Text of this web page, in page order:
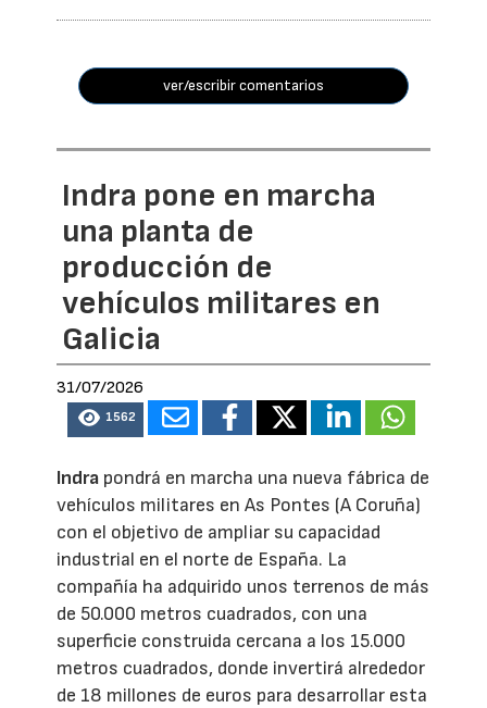
ver/escribir comentarios
Indra pone en marcha
una planta de
producción de
vehículos militares en
Galicia
31/07/2026
1562
Indra pondrá en marcha una nueva fábrica de
vehículos militares en As Pontes (A Coruña)
con el objetivo de ampliar su capacidad
industrial en el norte de España. La
compañía ha adquirido unos terrenos de más
de 50.000 metros cuadrados, con una
superficie construida cercana a los 15.000
metros cuadrados, donde invertirá alrededor
de 18 millones de euros para desarrollar esta